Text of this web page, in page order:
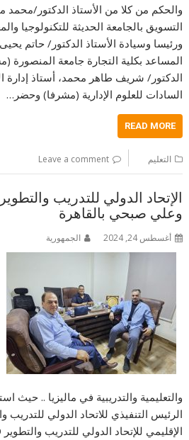
والحكم من كلا من الأستاذ الدكتور/
ورئيسا وسيادة الأستاذ الدكتور/ حاتم
المساعد بكلية التجارة جامعة المنصورة
الدكتور/ شريف طاهر محمد، أستاذ إدارة
السادات للعلوم الإدارية (مشرفا) وحضر…
READ MORE
التعليم Leave a comment
الإتحاد الدولي للتدريب
وعلي صبحي بالقاهرة
أغسطس 24, 2024 الجمهورية
والتعليمية والتدريبية في ماليزيا .. حيث
الرئيس التنفيذي للاتحاد الدولي